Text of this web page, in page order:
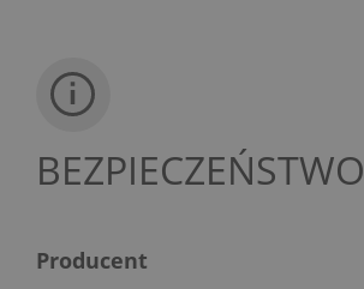
BEZPIECZEŃSTWO
Producent